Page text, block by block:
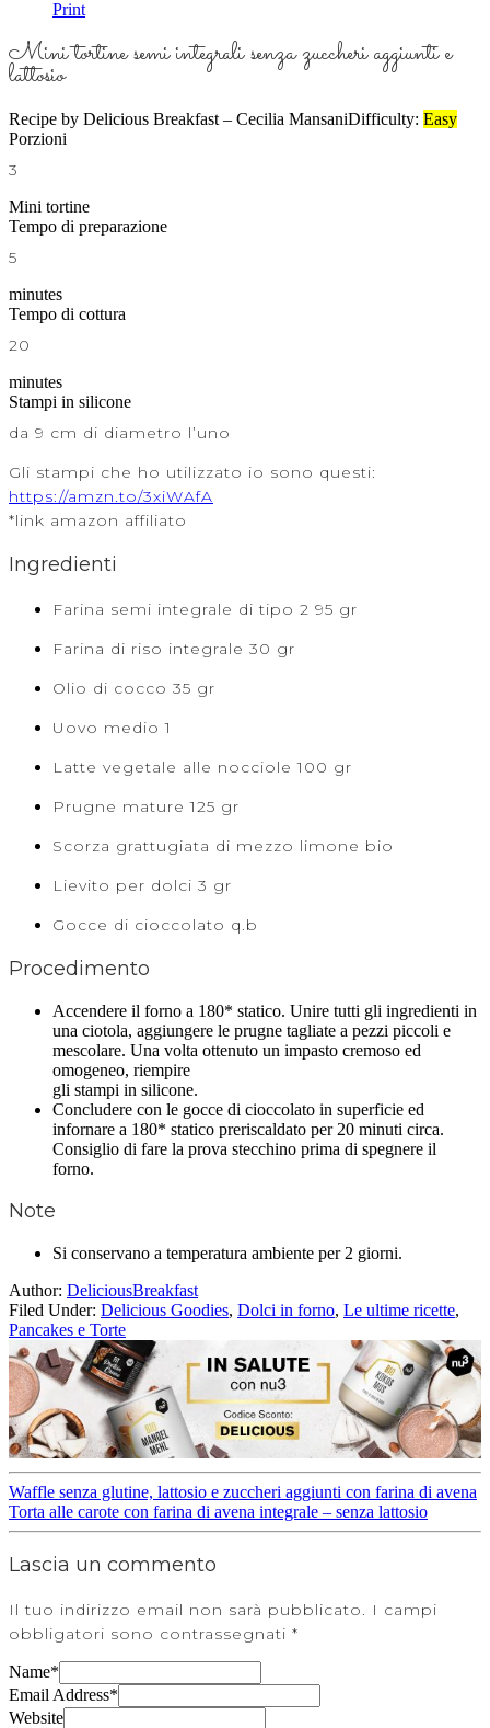
Print
Mini tortine semi integrali senza zuccheri aggiunti e
lattosio
Recipe by Delicious Breakfast – Cecilia MansaniDifficulty: Easy
Porzioni
3
Mini tortine
Tempo di preparazione
5
minutes
Tempo di cottura
20
minutes
Stampi in silicone
da 9 cm di diametro l’uno
Gli stampi che ho utilizzato io sono questi:
https://amzn.to/3xiWAfA
*link amazon affiliato
Ingredienti
Farina semi integrale di tipo 2 95 gr
Farina di riso integrale 30 gr
Olio di cocco 35 gr
Uovo medio 1
Latte vegetale alle nocciole 100 gr
Prugne mature 125 gr
Scorza grattugiata di mezzo limone bio
Lievito per dolci 3 gr
Gocce di cioccolato q.b
Procedimento
Accendere il forno a 180* statico. Unire tutti gli ingredienti in
una ciotola, aggiungere le prugne tagliate a pezzi piccoli e
mescolare. Una volta ottenuto un impasto cremoso ed
omogeneo, riempire
gli stampi in silicone.
Concludere con le gocce di cioccolato in superficie ed
infornare a 180* statico preriscaldato per 20 minuti circa.
Consiglio di fare la prova stecchino prima di spegnere il
forno.
Note
Si conservano a temperatura ambiente per 2 giorni.
Author: DeliciousBreakfast
Filed Under: Delicious Goodies, Dolci in forno, Le ultime ricette,
Pancakes e Torte
Waffle senza glutine, lattosio e zuccheri aggiunti con farina di avena
Torta alle carote con farina di avena integrale – senza lattosio
Lascia un commento
Il tuo indirizzo email non sarà pubblicato. I campi
obbligatori sono contrassegnati *
Name*
Email Address*
Website